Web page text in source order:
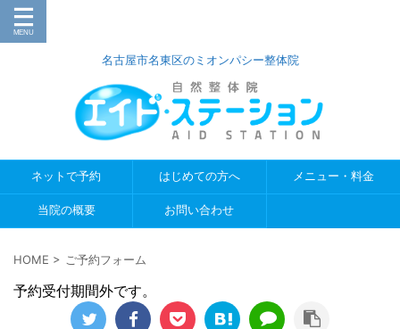
名古屋市名東区のミオンパシー整体院
ネットで予約 はじめての方へ メニュー・料金
当院の概要 お問い合わせ
HOME > ご予約フォーム
予約受付期間外です。